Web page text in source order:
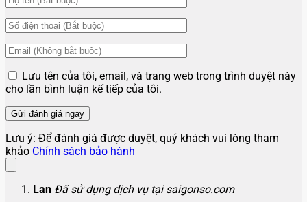
Lưu tên của tôi, email, và trang web trong trình duyệt này
cho lần bình luận kế tiếp của tôi.
Lưu ý: Để đánh giá được duyệt, quý khách vui lòng tham
khảo Chính sách bảo hành
Lan Đã sử dụng dịch vụ tại saigonso.com